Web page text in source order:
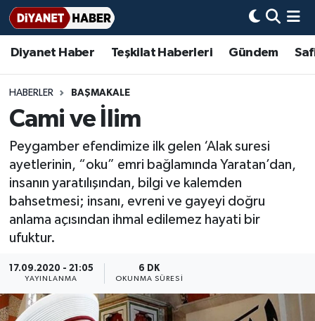
Diyanet Haber Teşkilat Haberleri Gündem
HABERLER BAŞMAKALE
Cami ve İlim
Peygamber efendimize ilk gelen ‘Alak suresi
ayetlerinin, “oku” emri bağlamında Yaratan’dan,
insanın yaratılışından, bilgi ve kalemden
bahsetmesi; insanı, evreni ve gayeyi doğru
anlama açısından ihmal edilemez hayati bir
ufuktur.
17.09.2020 - 21:05
YAYINLANMA
6 DK
OKUNMA SÜRESI
Diyanet Haber
Teşkilat Haberleri
Adana Müftülüğü
Adıyaman Müftülüğü
Afyonkarahisar Müftülüğü
Ağrı Müftülüğü
Aksaray Müftülüğü
Amasya Müftülüğü
Ankara Müftülüğü
Antalya Müftülüğü
Gündem
#Keşfet
Bir Ayet
Bir Hikaye
Biyografiler
Dini kavramlar
Diyanet Bilgi
Diyanet Takvimi
Dualar
Hadislerle İslam
Basında Bugün
DİYANET eKİTAP
Diyanet Dergi
Aile Dergisi
Aylık Dergi
TDV
İmam Hatip Okulları
Başmakale
Hadis-i Şerifler
Hayat Okumaları
Nöbetçi Eczaneler
Hava Durumu
Ankara Namaz Vakitleri
Trafik Durumu
Süper Lig Puan Durumu ve Fikstür
Tüm Manşetler
Son Dakika Haberleri
Haber Arşivi